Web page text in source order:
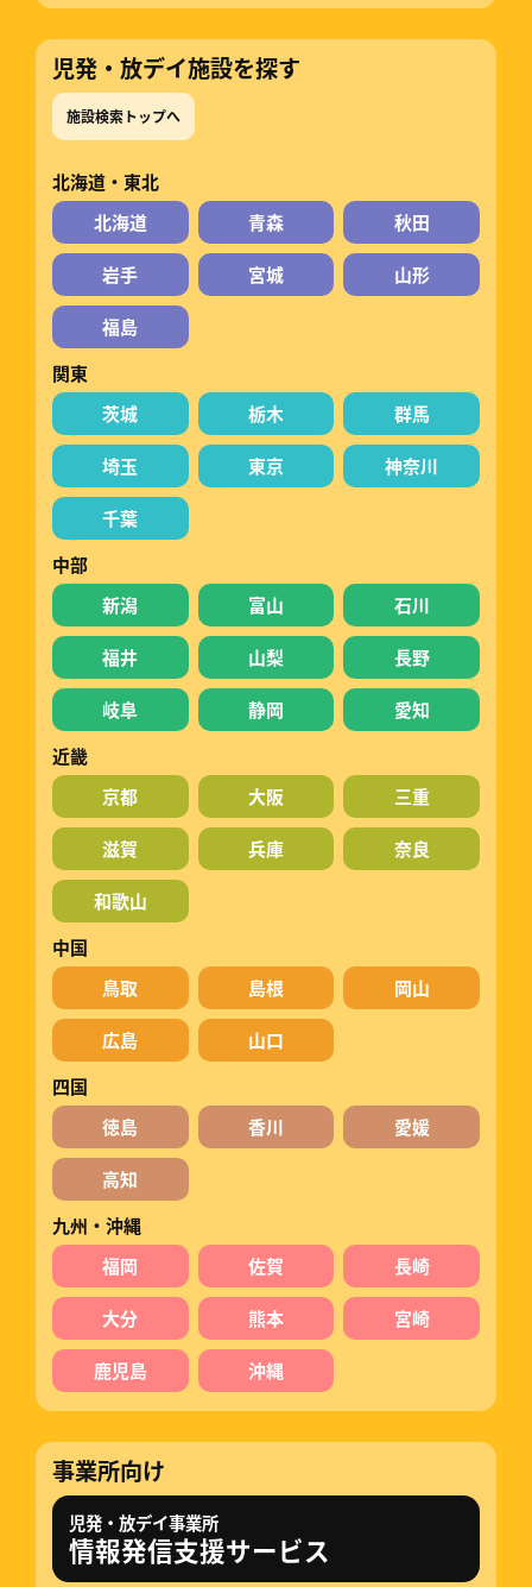
児発・放デイ施設を探す
施設検索トップへ
北海道・東北
北海道
青森 秋田
岩手 宮城 山形
福島
関東
茨城
栃木 群馬
埼玉 東京 神奈川
千葉
中部
新潟
富山 石川
福井 山梨 長野
岐阜 静岡
愛知
近畿
京都
大阪 三重
滋賀 兵庫 奈良
和歌山
中国
鳥取
島根 岡山
広島
山口
四国
徳島
香川 愛媛
高知
九州・沖縄
福岡
佐賀 長崎
大分 熊本 宮崎
鹿児島 沖縄
事業所向け
児発・放デイ事業所
情報発信支援サービス